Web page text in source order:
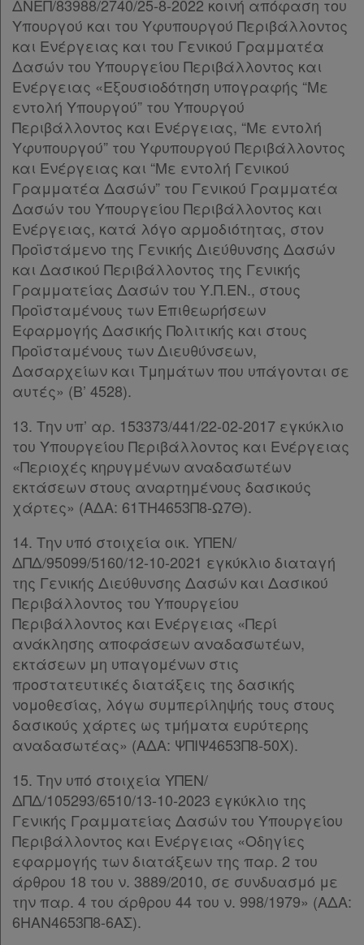
Χρήσιμα
Assistant
Νομολογία
Kodiko
Forum
Αναζήτηση
Κ.Α.Δ.
Διακρατικές
Συμφωνίες
Ελλάδας
Πληροφορίες
Εταιρεία
Επικοινωνία
Όροι
χρήσης
Πολιτική
απορρήτου
και
ΔΝΕΠ/83988/2740/25-8-2022 κοινή απόφαση του
Υπουργού και του Υφυπουργού Περιβάλλοντος
και Ενέργειας και του Γενικού Γραμματέα
Δασών του Υπουργείου Περιβάλλοντος και
Ενέργειας «Εξουσιοδότηση υπογραφής “Με
εντολή Υπουργού” του Υπουργού
Περιβάλλοντος και Ενέργειας, “Με εντολή
Υφυπουργού” του Υφυπουργού Περιβάλλοντος
και Ενέργειας και “Με εντολή Γενικού
Γραμματέα Δασών” του Γενικού Γραμματέα
Δασών του Υπουργείου Περιβάλλοντος και
Ενέργειας, κατά λόγο αρμοδιότητας, στον
Προϊστάμενο της Γενικής Διεύθυνσης Δασών
και Δασικού Περιβάλλοντος της Γενικής
Γραμματείας Δασών του Υ.Π.ΕΝ., στους
Προϊσταμένους των Επιθεωρήσεων
Εφαρμογής Δασικής Πολιτικής και στους
Προϊσταμένους των Διευθύνσεων,
Δασαρχείων και Τμημάτων που υπάγονται σε
αυτές» (Β’ 4528).
13. Την υπ’ αρ. 153373/441/22-02-2017 εγκύκλιο
του Υπουργείου Περιβάλλοντος και Ενέργειας
«Περιοχές κηρυγμένων αναδασωτέων
εκτάσεων στους αναρτημένους δασικούς
χάρτες» (ΑΔΑ: 61ΤΗ4653Π8-Ω7Θ).
14. Την υπό στοιχεία οικ. ΥΠΕΝ/
ΔΠΔ/95099/5160/12-10-2021 εγκύκλιο διαταγή
της Γενικής Διεύθυνσης Δασών και Δασικού
Περιβάλλοντος του Υπουργείου
Περιβάλλοντος και Ενέργειας «Περί
ανάκλησης αποφάσεων αναδασωτέων,
εκτάσεων μη υπαγομένων στις
προστατευτικές διατάξεις της δασικής
νομοθεσίας, λόγω συμπερίληψής τους στους
δασικούς χάρτες ως τμήματα ευρύτερης
αναδασωτέας» (ΑΔΑ: ΨΠΙΨ4653Π8-50Χ).
15. Την υπό στοιχεία ΥΠΕΝ/
ΔΠΔ/105293/6510/13-10-2023 εγκύκλιο της
Γενικής Γραμματείας Δασών του Υπουργείου
Περιβάλλοντος και Ενέργειας «Οδηγίες
εφαρμογής των διατάξεων της παρ. 2 του
άρθρου 18 του ν. 3889/2010, σε συνδυασμό με
την παρ. 4 του άρθρου 44 του ν. 998/1979» (ΑΔΑ:
6ΗΑΝ4653Π8-6ΑΣ).